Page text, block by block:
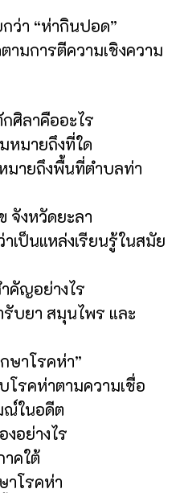
ว่า “ห่ากินปอด”
มการตีความเชิงความ
ศิลาคืออะไร
หมายถึงที่ใด
มายถึงพื้นที่ตำบลท่า
จังหวัดยะลา
เป็นแหล่งเรียนรู้ในสมัย
คัญอย่างไร
รับยา สมุนไพร และ
ษาโรคห่า”
โรคห่าตามความเชื่อ
ณ์ในอดีต
อย่างไร
คใต้
าโรคห่า